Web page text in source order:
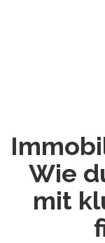
Wie
mit